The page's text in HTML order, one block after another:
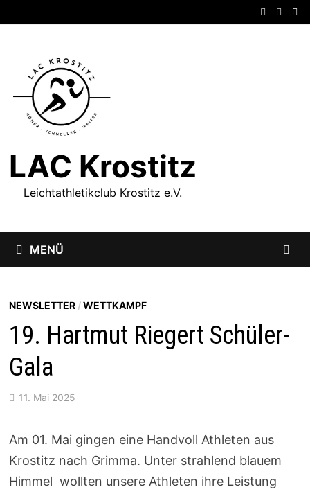
Inhalt
LAC Krostitz
Leichtathletikclub Krostitz e.V.
MENÜ
NEWSLETTER/WETTKAMPF
19. Hartmut Riegert Schüler-
Gala
11. Mai 2025
Am 01. Mai gingen eine Handvoll Athleten aus
Krostitz nach Grimma. Unter strahlend blauem
Himmel wollten unsere Athleten ihre Leistung